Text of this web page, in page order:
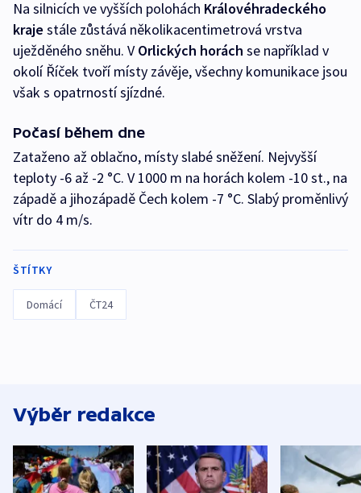
Na silnicích ve vyšších polohách Královéhradeckého
kraje stále zůstává několikacentimetrová vrstva
uježděného sněhu. VOrlických horách se například v
okolí Říček tvoří místy závěje, všechny komunikace jsou
však s opatrností sjízdné.
Počasí během dne
Zataženo až oblačno, místy slabé sněžení. Nejvyšší
teploty -6 až -2 °C. V 1000 m na horách kolem -10 st., na
západě a jihozápadě Čech kolem -7 °C. Slabý proměnlivý
vítr do 4 m/s.
ŠTÍTKY
Domácí ČT24
Výběr redakce